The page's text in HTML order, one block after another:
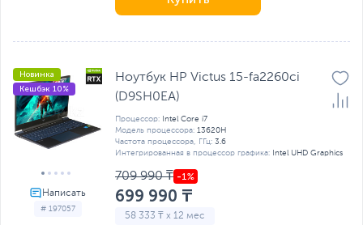
# 197057
Новинка
Кешбэк 10%
Ноутбук HP Victus 15-fa2260ci
(D9SH0EA)
Процессор: Intel Core i7
Модель процессора: 13620H
Частота процессора, ГГц: 3.6
Интегрированная в процессор графика: Intel UHD Graphics
709 990 ₸
699 990 ₸
58 333 ₸ x 12 мес